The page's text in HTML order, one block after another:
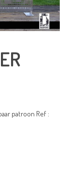
patroon Ref :